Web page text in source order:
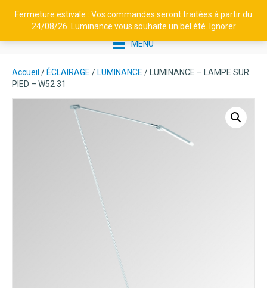
Fermeture estivale : Vos commandes seront traitées à partir du
24/08/26. Luminance vous souhaite un bel été.
Ignorer
ASYMÉTRIQUE, BLANC PUR
568,38
MENU
Accueil / ÉCLAIRAGE / LUMINANCE / LUMINANCE – LAMPE SUR
PIED – W52 31